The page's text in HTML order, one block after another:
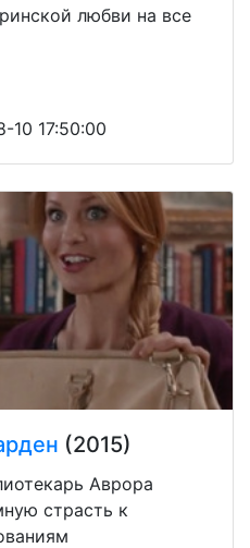
любви на все
10 17:50:00
(2015)
Аврора
страсть к